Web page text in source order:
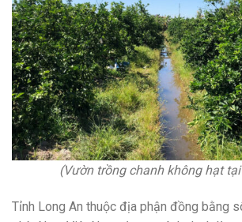
(Vườn trồng chanh không hạt
Tỉnh Long An thuộc địa phận đồng bằng